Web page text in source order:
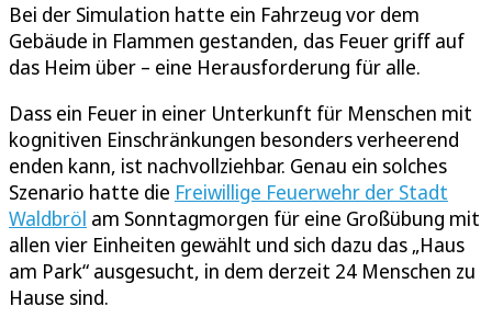
Bei der Simulation hatte ein Fahrzeug vor dem
Gebäude in Flammen gestanden, das Feuer griff auf
das Heim über – eine Herausforderung für alle.
Dass ein Feuer in einer Unterkunft für Menschen mit
kognitiven Einschränkungen besonders verheerend
enden kann, ist nachvollziehbar. Genau ein solches
Szenario hatte die Freiwillige Feuerwehr der Stadt
Waldbröl am Sonntagmorgen für eine Großübung mit
allen vier Einheiten gewählt und sich dazu das „Haus
am Park“ ausgesucht, in dem derzeit 24 Menschen zu
Hause sind.